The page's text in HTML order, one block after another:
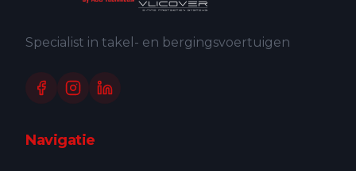
Specialist in takel- en bergingsvoertuigen
Navigatie